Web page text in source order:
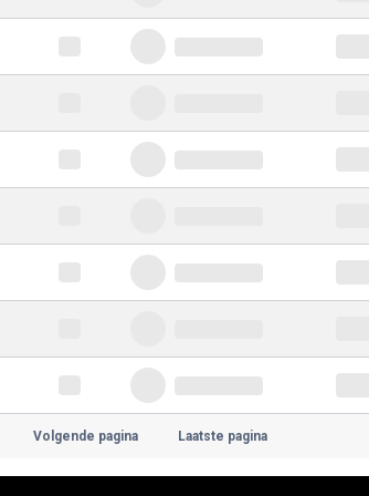
Volgende pagina Laatste pagina